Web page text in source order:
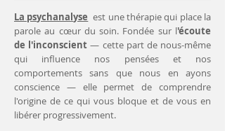
La psychanalyse est une thérapie qui place la
parole au cœur du soin. Fondée sur l'écoute
de l'inconscient— cette part de nous-même
qui influence nos pensées et nos
comportements sans que nous en ayons
conscience — elle permet de comprendre
l'origine de ce qui vous bloque et de vous en
libérer progressivement.